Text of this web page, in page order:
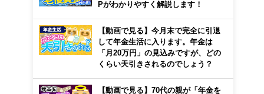
Pがわかりやすく解説します！
【動画で見る】今月末で完全に引退
して年金生活に入ります。年金は
「月20万円」の見込みですが、どの
くらい天引きされるのでしょう？
【動画で見る】70代の親が「年金を